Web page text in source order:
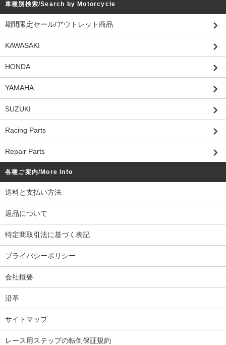
車種別検索/Search by Motorcycle
期間限定セール/アウトレット商品
KAWASAKI
HONDA
YAMAHA
SUZUKI
Racing Parts
Repair Parts
各種ご案内/More Info
送料と支払い方法
返品について
特定商取引法に基づく表記
プライバシーポリシー
会社概要
沿革
サイトマップ
レース用ステップの転倒保証規約